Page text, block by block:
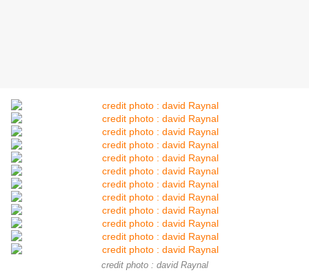
credit photo : david Raynal